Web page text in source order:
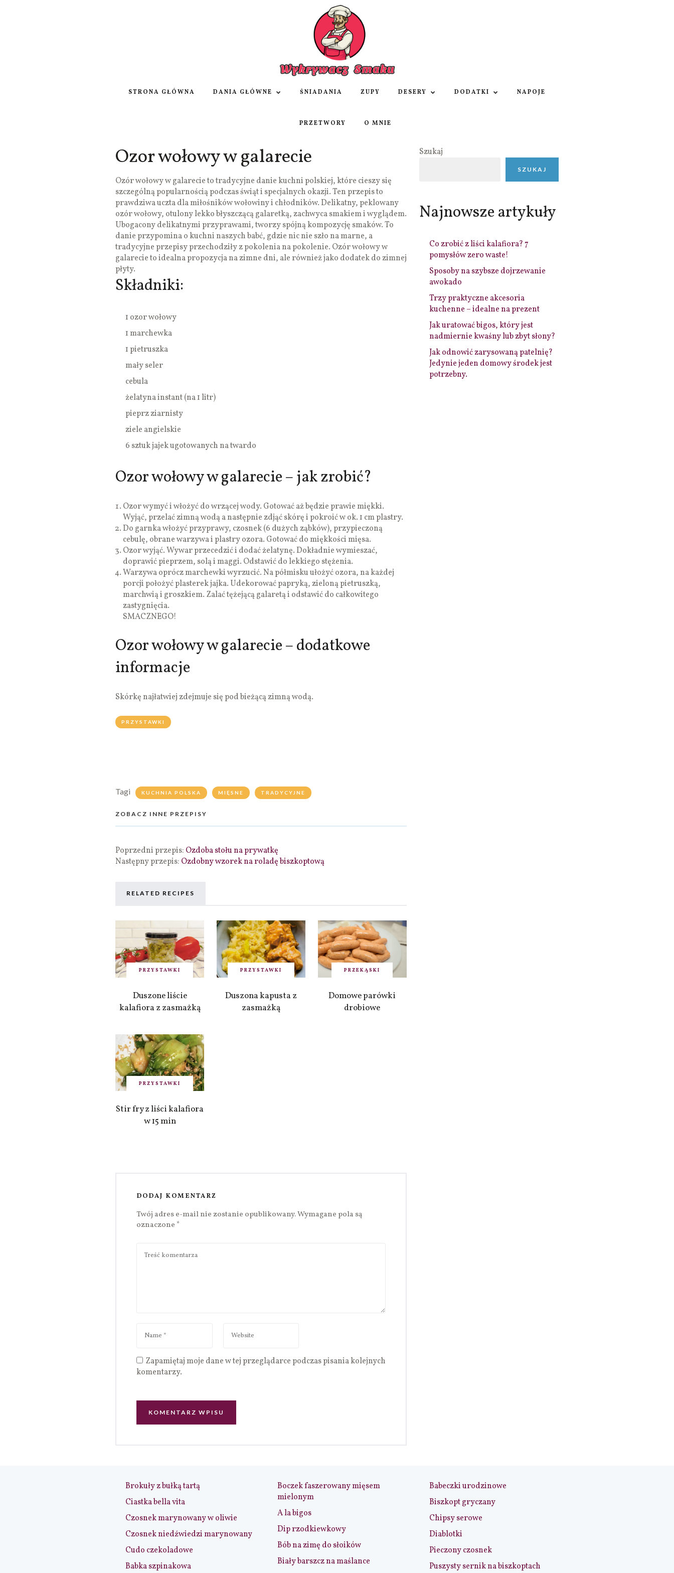
STRONA GŁÓWNA DANIA GŁÓWNE ŚNIADANIA ZUPY DESERY DODATKI NAPOJE
PRZETWORY O MNIE
Ozor wołowy w galarecie
Ozór wołowy w galarecie to tradycyjne danie kuchni polskiej, które cieszy się
szczególną popularnością podczas świąt i specjalnych okazji. Ten przepis to
prawdziwa uczta dla miłośników wołowiny i chłodników. Delikatny, peklowany
ozór wołowy, otulony lekko błyszczącą galaretką, zachwyca smakiem i wyglądem.
Ubogacony delikatnymi przyprawami, tworzy spójną kompozycję smaków. To
danie przypomina o kuchni naszych babć, gdzie nic nie szło na marne, a
tradycyjne przepisy przechodziły z pokolenia na pokolenie. Ozór wołowy w
galarecie to idealna propozycja na zimne dni, ale również jako dodatek do zimnej
płyty.
Składniki:
1 ozor wołowy
1 marchewka
1 pietruszka
mały seler
cebula
żelatyna instant (na 1 litr)
pieprz ziarnisty
ziele angielskie
6 sztuk jajek ugotowanych na twardo
Ozor wołowy w galarecie – jak zrobić?
Ozor wymyć i włożyć do wrzącej wody. Gotować aż będzie prawie miękki.
Wyjąć, przelać zimną wodą a następnie zdjąć skórę i pokroić w ok. 1 cm plastry.
Do garnka włożyć przyprawy, czosnek (6 dużych ząbków), przypieczoną
cebulę, obrane warzywa i plastry ozora. Gotować do miękkości mięsa.
Ozor wyjąć. Wywar przecedzić i dodać żelatynę. Dokładnie wymieszać,
doprawić pieprzem, solą i maggi. Odstawić do lekkiego stężenia.
Warzywa oprócz marchewki wyrzucić. Na półmisku ułożyć ozora, na każdej
porcji położyć plasterek jajka. Udekorować papryką, zieloną pietruszką,
marchwią i groszkiem. Zalać tężejącą galaretą i odstawić do całkowitego
zastygnięcia.
SMACZNEGO!
Ozor wołowy w galarecie – dodatkowe
informacje
Skórkę najłatwiej zdejmuje się pod bieżącą zimną wodą.
PRZYSTAWKI
Tagi KUCHNIA POLSKA MIĘSNE TRADYCYJNE
ZOBACZ INNE PRZEPISY
Poprzedni przepis: Ozdoba stołu na prywatkę
Następny przepis: Ozdobny wzorek na roladę biszkoptową
RELATED RECIPES
PRZYSTAWKI
Duszone liście
kalafiora z zasmażką
PRZYSTAWKI
Duszona kapusta z
zasmażką
PRZEKĄSKI
Domowe parówki
drobiowe
PRZYSTAWKI
Stir fry z liści kalafiora
w 15 min
DODAJ KOMENTARZ
Twój adres e-mail nie zostanie opublikowany.Wymagane pola są
oznaczone *
Zapamiętaj moje dane w tej przeglądarce podczas pisania kolejnych
komentarzy.
Szukaj
SZUKAJ
Najnowsze artykuły
Co zrobić z liści kalafiora? 7
pomysłów zero waste!
Sposoby na szybsze dojrzewanie
awokado
Trzy praktyczne akcesoria
kuchenne – idealne na prezent
Jak uratować bigos, który jest
nadmiernie kwaśny lub zbyt słony?
Jak odnowić zarysowaną patelnię?
Jedynie jeden domowy środek jest
potrzebny.
Brokuły z bułką tartą
Ciastka bella vita
Czosnek marynowany w oliwie
Czosnek niedźwiedzi marynowany
Cudo czekoladowe
Babka szpinakowa
Boczek faszerowany mięsem
mielonym
A la bigos
Dip rzodkiewkowy
Bób na zimę do słoików
Biały barszcz na maślance
Babeczki urodzinowe
Biszkopt gryczany
Chipsy serowe
Diablotki
Pieczony czosnek
Puszysty sernik na biszkoptach